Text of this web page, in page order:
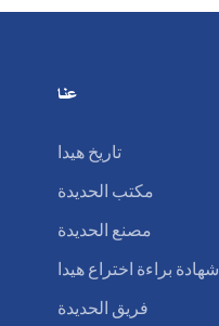
عنا
تاريخ هيدا
مكتب الحديدة
مصنع الحديدة
شهادة براءة اختراع هيدا
فريق الحديدة